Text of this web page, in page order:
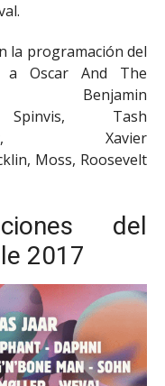
la programación del
a Oscar And The
Tash
Xavier
Moss, Roosevelt
del
2017